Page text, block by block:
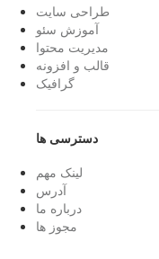
طراحی سایت
آموزش سئو
مدیریت محتوا
قالب و افزونه
گرافیک
دسترسی ها
لینک مهم
آدرس
درباره ما
مجوز ها